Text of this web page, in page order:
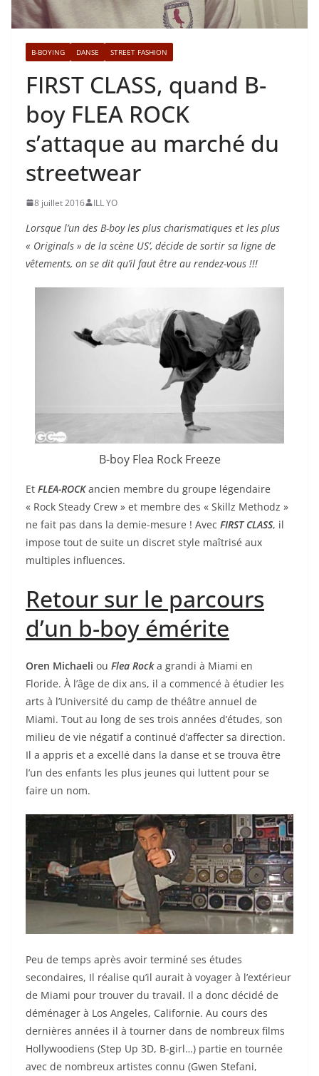
B-BOYING DANSE STREET FASHION
FIRST CLASS, quand B-
boy FLEA ROCK
s’attaque au marché du
streetwear
8 juillet 2016 ILL YO
Lorsque l’un des B-boy les plus charismatiques et les plus
« Originals » de la scène US’, décide de sortir sa ligne de
vêtements, on se dit qu’il faut être au rendez-vous !!!
B-boy Flea Rock Freeze
Et FLEA-ROCKancien membre du groupe légendaire
« Rock Steady Crew » et membre des « Skillz Methodz »
ne fait pas dans la demie-mesure ! Avec FIRST CLASS, il
impose tout de suite un discret style maîtrisé aux
multiples influences.
Retour sur le parcours
d’un b-boy émérite
Oren Michaeli ou Flea Rocka grandi à Miami en
Floride. À l’âge de dix ans, il a commencé à étudier les
arts à l’Université du camp de théâtre annuel de
Miami. Tout au long de ses trois années d’études, son
milieu de vie négatif a continué d’affecter sa direction.
Il a appris et a excellé dans la danse et se trouva être
l’un des enfants les plus jeunes qui luttent pour se
faire un nom.
Peu de temps après avoir terminé ses études
secondaires, Il réalise qu’il aurait à voyager à l’extérieur
de Miami pour trouver du travail. Il a donc décidé de
déménager à Los Angeles, Californie. Au cours des
dernières années il à tourner dans de nombreux films
Hollywoodiens (Step Up 3D, B-girl…) partie en tournée
avec de nombreux artistes connu (Gwen Stefani,